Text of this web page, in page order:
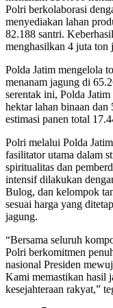
Polri berkolaborasi
menyediakan lahan
82.188 santri.
menghasilkan 4 juta ton
Polda Jatim mengelola
menanam jagung di
serentak ini, Polda
hektar lahan binaan dan
estimasi panen total
Polri melalui Polda
fasilitator utama dalam
spiritualitas dan
intensif dilakukan
Bulog, dan kelompok
sesuai harga yang
jagung.
“Bersama seluruh
Polri berkomitmen
nasional Presiden
Kami memastikan hasil
kesejahteraan rakyat,”